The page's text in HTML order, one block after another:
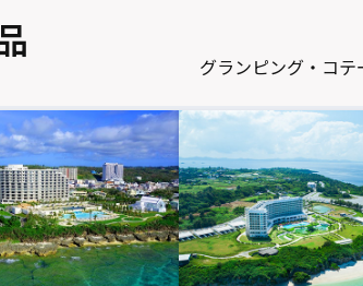
グランピング・コテ